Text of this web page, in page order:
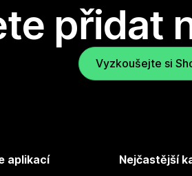
přidat
Vyzkoušejte si
aplikací Nejčastější